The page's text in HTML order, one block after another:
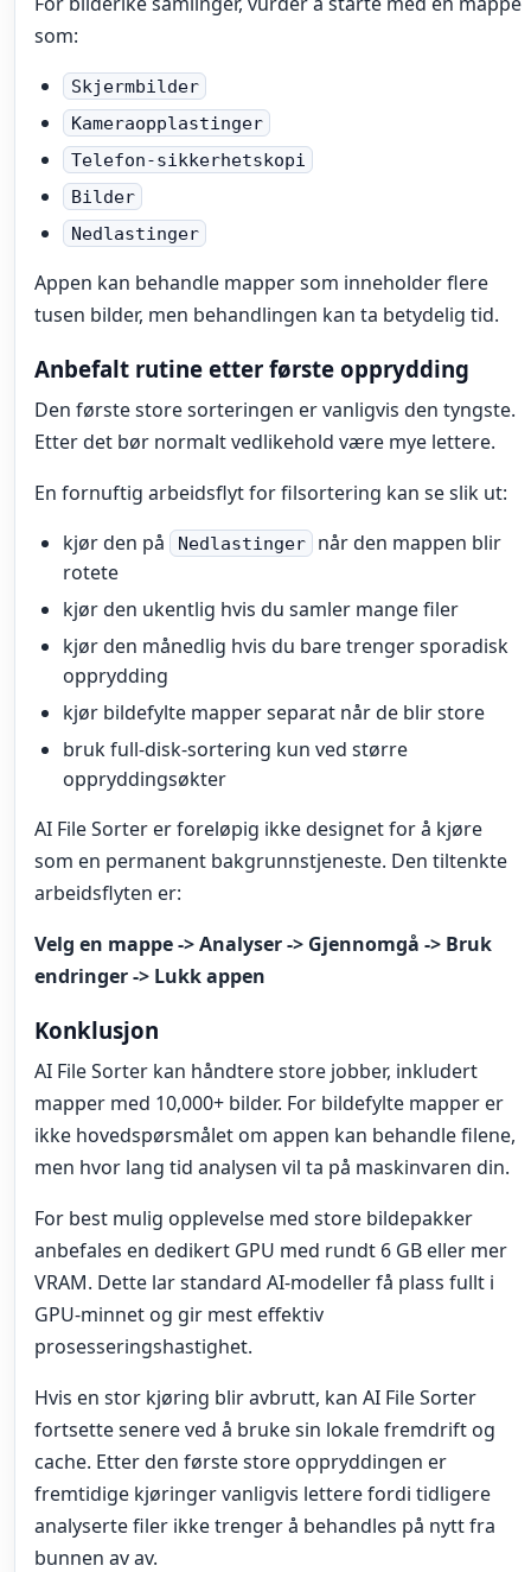
som:
Skjermbilder
Kameraopplastinger
Telefon-sikkerhetskopi
Bilder
Nedlastinger
Appen kan behandle mapper som inneholder flere
tusen bilder, men behandlingen kan ta betydelig tid.
Anbefalt rutine etter første opprydding
Den første store sorteringen er vanligvis den tyngste.
Etter det bør normalt vedlikehold være mye lettere.
En fornuftig arbeidsflyt for filsortering kan se slik ut:
kjør den på
Nedlastinger
når den mappen blir
rotete
kjør den ukentlig hvis du samler mange filer
kjør den månedlig hvis du bare trenger sporadisk
opprydding
kjør bildefylte mapper separat når de blir store
bruk full-disk-sortering kun ved større
oppryddingsøkter
AI File Sorter er foreløpig ikke designet for å kjøre
som en permanent bakgrunnstjeneste. Den tiltenkte
arbeidsflyten er:
Velg en mappe -> Analyser -> Gjennomgå -> Bruk
endringer -> Lukk appen
Konklusjon
AI File Sorter kan håndtere store jobber, inkludert
mapper med 10,000+ bilder. For bildefylte mapper er
ikke hovedspørsmålet om appen kan behandle filene,
men hvor lang tid analysen vil ta på maskinvaren din.
For best mulig opplevelse med store bildepakker
anbefales en dedikert GPU med rundt 6 GB eller mer
VRAM. Dette lar standard AI-modeller få plass fullt i
GPU-minnet og gir mest effektiv
prosesseringshastighet.
Hvis en stor kjøring blir avbrutt, kan AI File Sorter
fortsette senere ved å bruke sin lokale fremdrift og
cache. Etter den første store oppryddingen er
fremtidige kjøringer vanligvis lettere fordi tidligere
analyserte filer ikke trenger å behandles på nytt fra
bunnen av av.